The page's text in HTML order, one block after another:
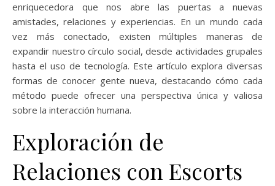
enriquecedora que nos abre las puertas a nuevas
amistades, relaciones y experiencias. En un mundo cada
vez más conectado, existen múltiples maneras de
expandir nuestro círculo social, desde actividades grupales
hasta el uso de tecnología. Este artículo explora diversas
formas de conocer gente nueva, destacando cómo cada
método puede ofrecer una perspectiva única y valiosa
sobre la interacción humana.
Exploración de
Relaciones con Escorts